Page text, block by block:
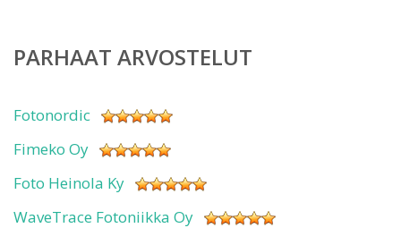
PARHAAT ARVOSTELUT
Fotonordic
Fimeko Oy
Foto Heinola Ky
WaveTrace Fotoniikka Oy